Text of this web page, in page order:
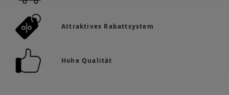
Attraktives Rabattsystem
Hohe Qualität